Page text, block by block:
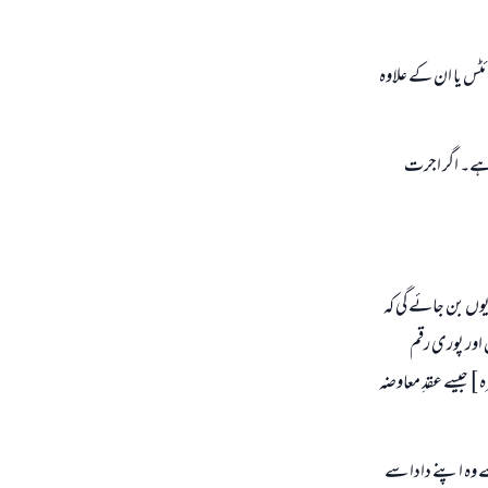
یا ان کے علاوہ
اگر اجرت
بن جائے گی کہ
پوری رقم
] جیسے عقدِ معاوضہ
اپنے والد سے وہ اپنے دادا سے